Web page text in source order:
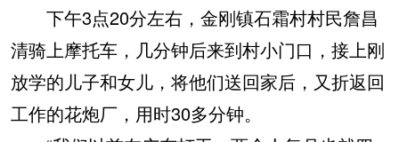
下午3点20分左右，金刚镇石霜村村民詹昌
清骑上摩托车，几分钟后来到村小门口，接上刚
放学的儿子和女儿，将他们送回家后，又折返回
工作的花炮厂，用时30多分钟。